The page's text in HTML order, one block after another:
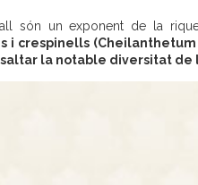
són un exponent de la
i crespinells
la notable diversitat de